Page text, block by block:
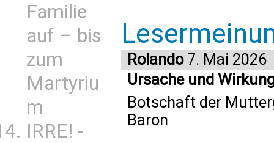
Familie
auf – bis
zum
Martyriu
m
IRRE! -
Rolando7. Mai 2026
Ursache und
Botschaft der
Baron